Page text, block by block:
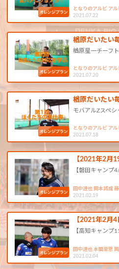
となりのアルビ ア
2021.07.22
楢原だいたい
楢原星一チーフ
となりのアルビ ア
2021.07.20
楢原だいたい
モバアルZスペシ
となりのアルビ ア
2021.07.18
【2021年2月
【磐田キャンプ
田中達也 岡本將成
2021.02.19
【2021年2月
【高知キャンプ
田中達也 本間至恩
2021.02.04